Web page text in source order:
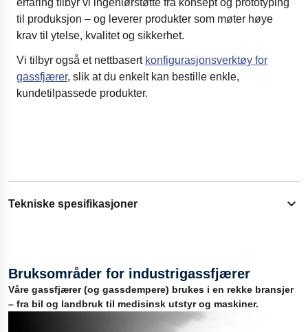
erfaring tilbyr vi ingeniørstøtte fra konsept og prototyping
til produksjon – og leverer produkter som møter høye
krav til ytelse, kvalitet og sikkerhet.
Vi tilbyr også et nettbasert konfigurasjonsverktøy for
gassfjærer, slik at du enkelt kan bestille enkle,
kundetilpassede produkter.
Tekniske spesifikasjoner
Utvid innhold
Flere produksjonslokasjoner og bred kompetanse
Størst utvalg av gassfjærer - fra mikro 4 mm til kraftige
Bruksområder for industrigassfjærer
Våre gassfjærer (og gassdempere) brukes i en rekke bransjer
– fra bil og landbruk til medisinsk utstyr og maskiner.